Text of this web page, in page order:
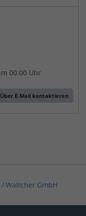
Über E-Mail kontaktieren
/ Waltcher GmbH